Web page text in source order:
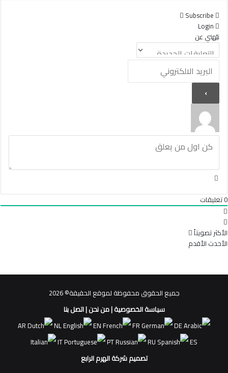
Subscribe
نبّهني عن
0تعليقات
الأكثر تصويتاً
الأحدث الأقدم
جميع الحقوق محفوظة لموقع الحقيقة© 2026
سياسة الخصوصية|من نحن|اتصل بنا
AR
NL EN FR
DE
IT
PT RU
ES
تصميم شركة الهرم الرابع